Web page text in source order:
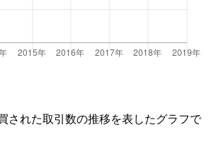
された取引数の推移を表したグラフで